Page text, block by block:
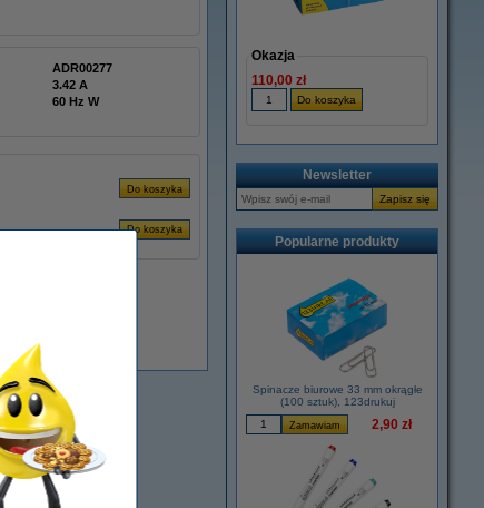
ADR00277
3.42 A
60 Hz W
Dostępny
Okazja
110,00 zł
Newsletter
Popularne produkty
Spinacze biurowe 33 mm okrągłe
(100 sztuk), 123drukuj
2,90 zł